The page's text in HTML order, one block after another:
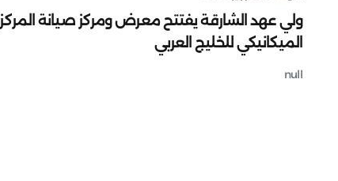
ولي عهد الشارقة يفتتح معرض ومركز صيانة المركز
الميكانيكي للخليج العربي
null